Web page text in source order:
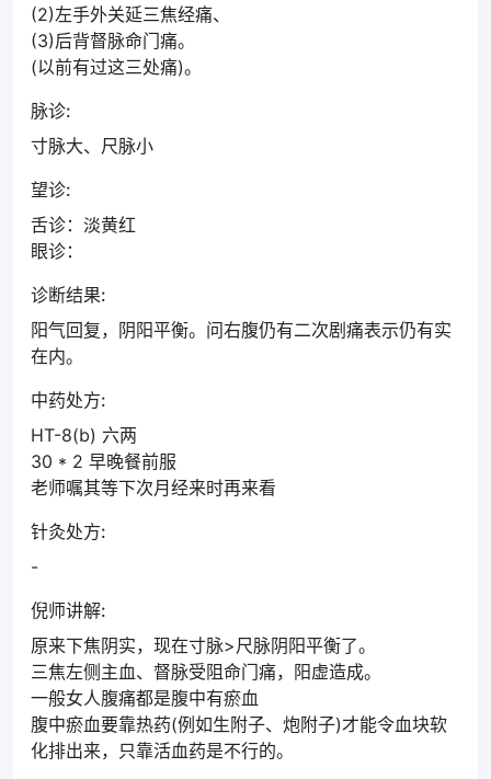
(2)左手外关延三焦经痛、
(3)后背督脉命门痛。
(以前有过这三处痛)。
脉诊:
寸脉大、尺脉小
望诊:
舌诊：淡黄红
眼诊：
诊断结果:
阳气回复，阴阳平衡。问右腹仍有二次剧痛表示仍有实
在内。
中药处方:
HT-8(b) 六两
30 * 2 早晚餐前服
老师嘱其等下次月经来时再来看
针灸处方:
-
倪师讲解:
原来下焦阴实，现在寸脉>尺脉阴阳平衡了。
三焦左侧主血、督脉受阻命门痛，阳虚造成。
一般女人腹痛都是腹中有瘀血
腹中瘀血要靠热药(例如生附子、炮附子)才能令血块软
化排出来，只靠活血药是不行的。